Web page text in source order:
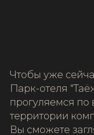
Чтобы уже
Парк-отеля
прогуляемся по
территории
Вы сможете